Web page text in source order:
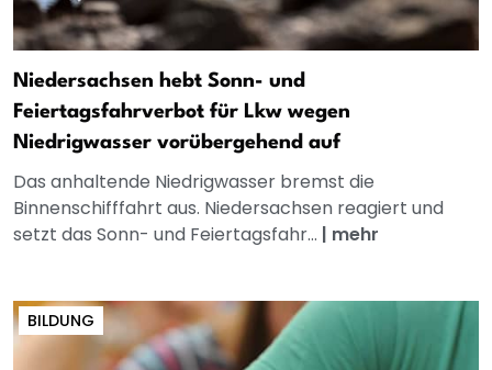
Niedersachsen hebt Sonn- und
Feiertagsfahrverbot für Lkw wegen
Niedrigwasser vorübergehend auf
Das anhaltende Niedrigwasser bremst die
Binnenschifffahrt aus. Niedersachsen reagiert und
setzt das Sonn- und Feiertagsfahr... | mehr
BILDUNG